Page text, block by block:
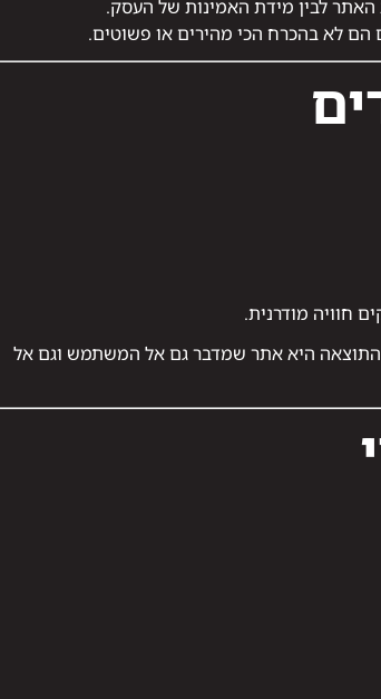
היא אתר שמדבר גם אל המשתמש וגם אל